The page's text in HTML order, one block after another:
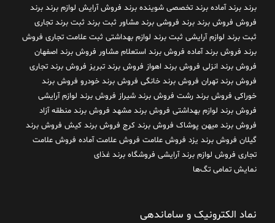
برند برند آماده برند تخصصی شوینده برند فروش آرایش لوازم برند برند
فروش فروش برند برند فروشی برند مشاور ثبت برند ثبت برند تجاری
ثبت برند لوازم آرایشی ثبت برند لوازم بهداشتی ثبت علامت تجاری فروش
برند فروش برند آماده فروش برند استعلام مشاور فروش برند اصفهان
فروش برند انزلی فروش برند اهواز فروش برند تبریز فروش برند تجاری
فروش برند تهران فروش برند خانگی فروش برند خودرو فروش برند
خوراکی فروش برند رشت فروش برند شیراز فروش برند لوازم آرایشی
فروش برند لوازم بهداشتی فروش برند مشهد فروش برند منطقه آزاد
فروش برند میهن پوشاک فروش برند کرج فروش برند کیش فروش برند
گیلان فروش برند یزد فروش علامت فروش علامت آماده فروش علامت
تجاری فروش لوازم برند آرایشی فروشگاه برند غذای
نمایش تمامی تگ‌ها
نماد الکترونیک و ساماندهی